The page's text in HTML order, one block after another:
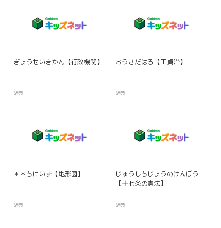
ぎょうせいきかん【行政機関】
辞典
おうさだはる【王貞治】
辞典
＊＊ちけいず【地形図】
辞典
じゅうしちじょうのけんぽう
【十七条の憲法】
辞典